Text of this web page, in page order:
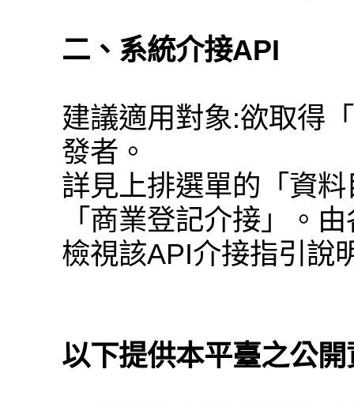
二、系統介接API
建議適用對象:欲取得
發者。
詳見上排選單的「資
「商業登記介接」。
檢視該API介接指引說
以下提供本平臺之公